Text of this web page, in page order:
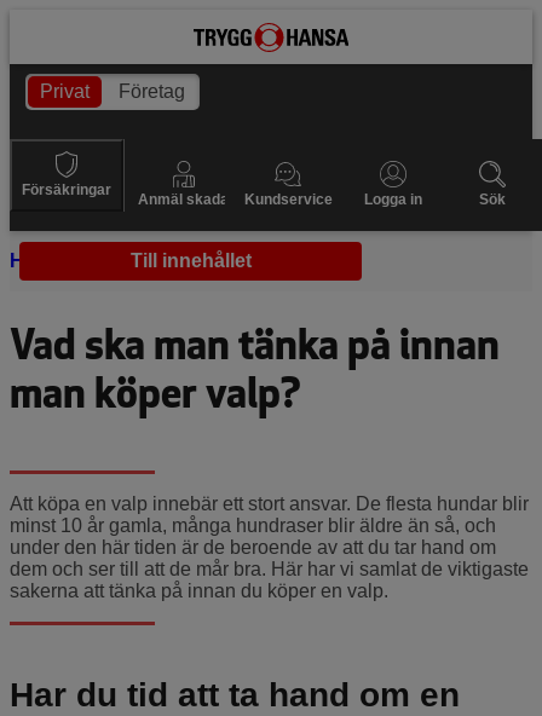
Till innehållet
Privat Företag
Försäkringar
Anmäl skada Kundservice Logga in Sök
Hem Hundvalpar Köpa valp
Vad ska man tänka på innan
man köper valp?
Att köpa en valp innebär ett stort ansvar. De flesta hundar blir
minst 10 år gamla, många hundraser blir äldre än så, och
under den här tiden är de beroende av att du tar hand om
dem och ser till att de mår bra. Här har vi samlat de viktigaste
sakerna att tänka på innan du köper en valp.
Har du tid att ta hand om en